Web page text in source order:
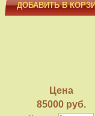
ДОБАВИТЬ В
Цена
85000 руб.